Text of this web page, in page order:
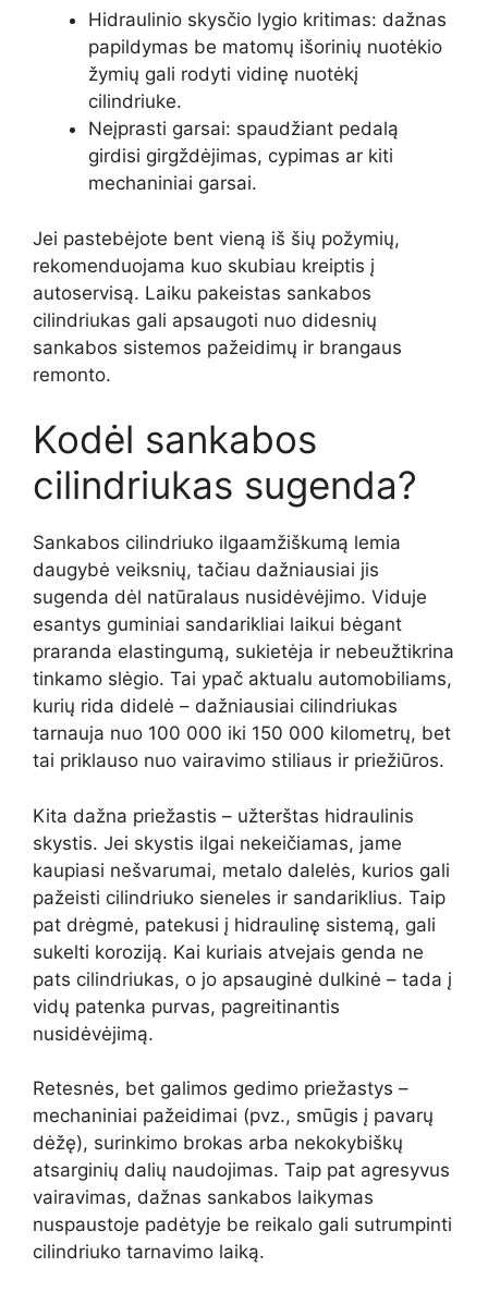
Hidraulinio skysčio lygio kritimas: dažnas
papildymas be matomų išorinių nuotėkio
žymių gali rodyti vidinę nuotėkį
cilindriuke.
Neįprasti garsai: spaudžiant pedalą
girdisi girgždėjimas, cypimas ar kiti
mechaniniai garsai.
Jei pastebėjote bent vieną iš šių požymių,
rekomenduojama kuo skubiau kreiptis į
autoservisą. Laiku pakeistas sankabos
cilindriukas gali apsaugoti nuo didesnių
sankabos sistemos pažeidimų ir brangaus
remonto.
Kodėl sankabos
cilindriukas sugenda?
Sankabos cilindriuko ilgaamžiškumą lemia
daugybė veiksnių, tačiau dažniausiai jis
sugenda dėl natūralaus nusidėvėjimo. Viduje
esantys guminiai sandarikliai laikui bėgant
praranda elastingumą, sukietėja ir nebeužtikrina
tinkamo slėgio. Tai ypač aktualu automobiliams,
kurių rida didelė – dažniausiai cilindriukas
tarnauja nuo 100 000 iki 150 000 kilometrų, bet
tai priklauso nuo vairavimo stiliaus ir priežiūros.
Kita dažna priežastis – užterštas hidraulinis
skystis. Jei skystis ilgai nekeičiamas, jame
kaupiasi nešvarumai, metalo dalelės, kurios gali
pažeisti cilindriuko sieneles ir sandariklius. Taip
pat drėgmė, patekusi į hidraulinę sistemą, gali
sukelti koroziją. Kai kuriais atvejais genda ne
pats cilindriukas, o jo apsauginė dulkinė – tada į
vidų patenka purvas, pagreitinantis
nusidėvėjimą.
Retesnės, bet galimos gedimo priežastys –
mechaniniai pažeidimai (pvz., smūgis į pavarų
dėžę), surinkimo brokas arba nekokybiškų
atsarginių dalių naudojimas. Taip pat agresyvus
vairavimas, dažnas sankabos laikymas
nuspaustoje padėtyje be reikalo gali sutrumpinti
cilindriuko tarnavimo laiką.